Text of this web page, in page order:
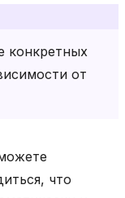
конкретных
от
что